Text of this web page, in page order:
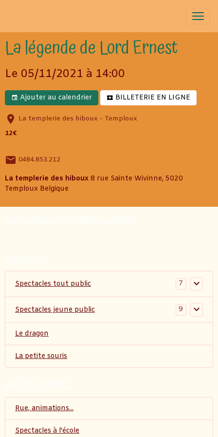
La légende de Lord Ernest
Le 05/11/2021 à 14:00
Ajouter au calendrier BILLETERIE EN LIGNE
La templerie des hiboux - Temploux
12€
0484.853.212
La templerie des hiboux 8 rue Sainte Wivinne, 5020
Temploux Belgique
Spectacles tout public 7
Spectacles jeune public 9
Le dragon
La petite souris
Rue, animations...
Spectacles à l'école